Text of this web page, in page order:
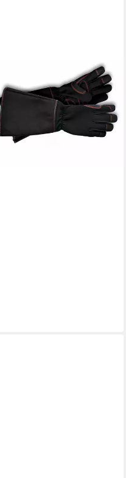
Rosenhandschuh schwarz
23,99 €
lieferbar - in 2-3 Werktagen bei dir